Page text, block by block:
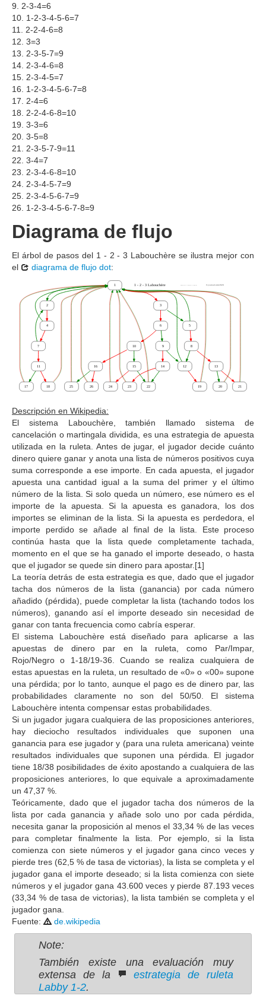
9. 2-3-4=6
10. 1-2-3-4-5-6=7
11. 2-2-4-6=8
12. 3=3
13. 2-3-5-7=9
14. 2-3-4-6=8
15. 2-3-4-5=7
16. 1-2-3-4-5-6-7=8
17. 2-4=6
18. 2-2-4-6-8=10
19. 3-3=6
20. 3-5=8
21. 2-3-5-7-9=11
22. 3-4=7
23. 2-3-4-6-8=10
24. 2-3-4-5-7=9
25. 2-3-4-5-6-7=9
26. 1-2-3-4-5-6-7-8=9
Diagrama de flujo
El árbol de pasos del 1 - 2 - 3 Labouchère se ilustra mejor con
el
diagrama de flujo dot:
Descripción en Wikipedia:
El sistema Labouchère, también llamado sistema de
cancelación o martingala dividida, es una estrategia de apuesta
utilizada en la ruleta. Antes de jugar, el jugador decide cuánto
dinero quiere ganar y anota una lista de números positivos cuya
suma corresponde a ese importe. En cada apuesta, el jugador
apuesta una cantidad igual a la suma del primer y el último
número de la lista. Si solo queda un número, ese número es el
importe de la apuesta. Si la apuesta es ganadora, los dos
importes se eliminan de la lista. Si la apuesta es perdedora, el
importe perdido se añade al final de la lista. Este proceso
continúa hasta que la lista quede completamente tachada,
momento en el que se ha ganado el importe deseado, o hasta
que el jugador se quede sin dinero para apostar.[1]
La teoría detrás de esta estrategia es que, dado que el jugador
tacha dos números de la lista (ganancia) por cada número
añadido (pérdida), puede completar la lista (tachando todos los
números), ganando así el importe deseado sin necesidad de
ganar con tanta frecuencia como cabría esperar.
El sistema Labouchère está diseñado para aplicarse a las
apuestas de dinero par en la ruleta, como Par/Impar,
Rojo/Negro o 1-18/19-36. Cuando se realiza cualquiera de
estas apuestas en la ruleta, un resultado de «0» o «00» supone
una pérdida; por lo tanto, aunque el pago es de dinero par, las
probabilidades claramente no son del 50/50. El sistema
Labouchère intenta compensar estas probabilidades.
Si un jugador jugara cualquiera de las proposiciones anteriores,
hay dieciocho resultados individuales que suponen una
ganancia para ese jugador y (para una ruleta americana) veinte
resultados individuales que suponen una pérdida. El jugador
tiene 18/38 posibilidades de éxito apostando a cualquiera de las
proposiciones anteriores, lo que equivale a aproximadamente
un 47,37 %.
Teóricamente, dado que el jugador tacha dos números de la
lista por cada ganancia y añade solo uno por cada pérdida,
necesita ganar la proposición al menos el 33,34 % de las veces
para completar finalmente la lista. Por ejemplo, si la lista
comienza con siete números y el jugador gana cinco veces y
pierde tres (62,5 % de tasa de victorias), la lista se completa y el
jugador gana el importe deseado; si la lista comienza con siete
números y el jugador gana 43.600 veces y pierde 87.193 veces
(33,34 % de tasa de victorias), la lista también se completa y el
jugador gana.
Fuente:
de.wikipedia
Note:
También existe una evaluación muy
extensa de la
estrategia de ruleta
Labby 1-2.